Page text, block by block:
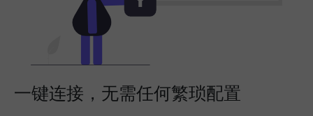
一键连接，无需任何繁琐配置